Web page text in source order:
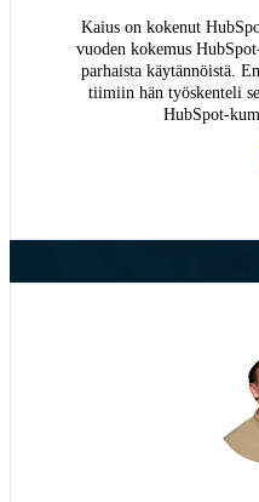
Kaius on kokenut
vuoden kokemus
parhaista käytännöistä.
tiimiin hän työskenteli
HubSpot-